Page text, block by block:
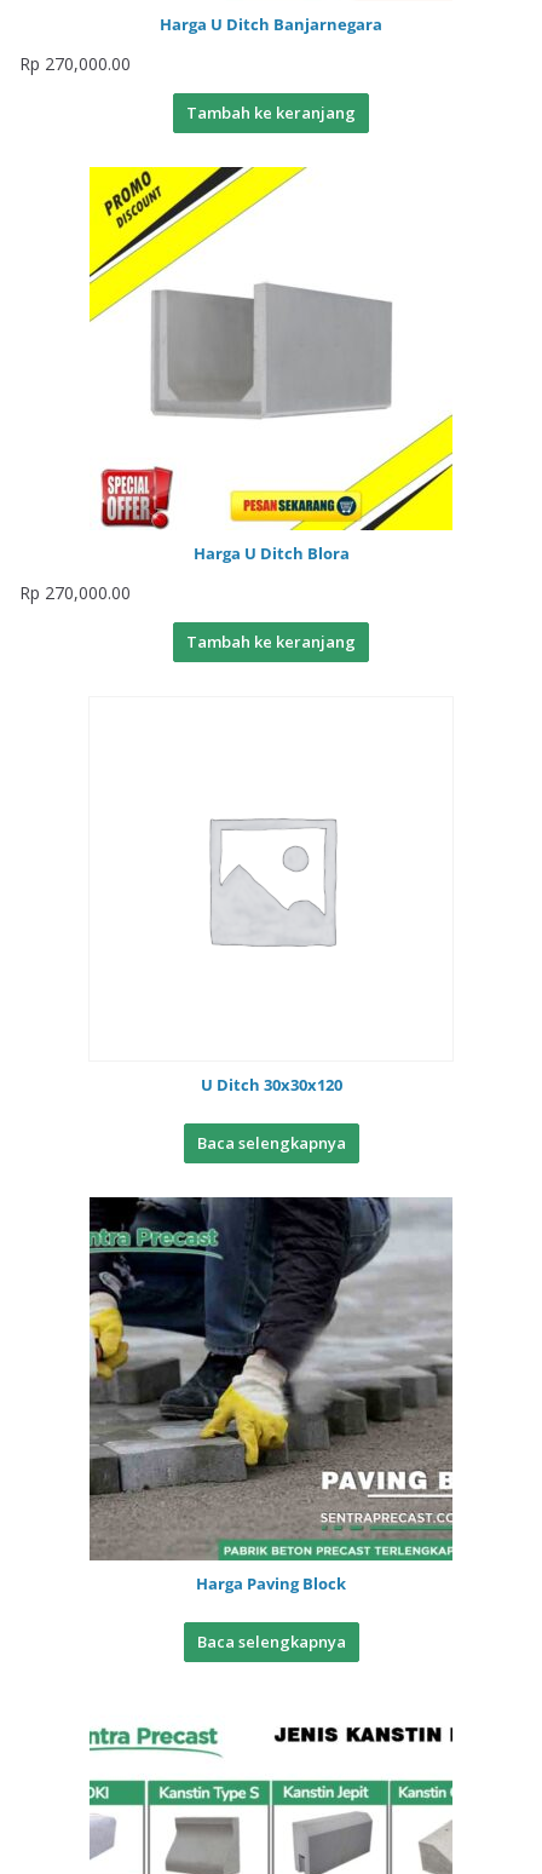
Harga U Ditch Banjarnegara
Rp 270,000.00
Tambah ke keranjang
Harga U Ditch Blora
Rp 270,000.00
Tambah ke keranjang
U Ditch 30x30x120
Baca selengkapnya
Harga Paving Block
Baca selengkapnya